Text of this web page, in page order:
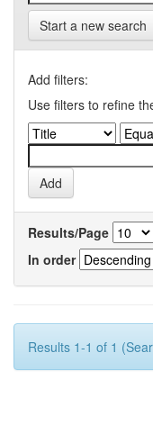
Start a new search
Add filters:
Use filters to refine
Results/Page
In order
Results 1-1 of 1